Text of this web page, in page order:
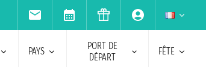
PAYS
PORT DE
DÉPART
FÊTE